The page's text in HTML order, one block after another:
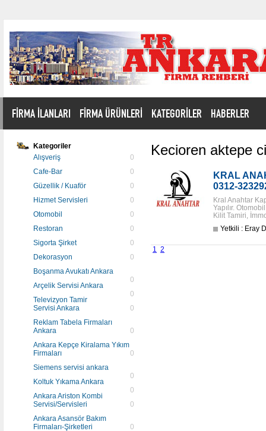
FİRMA İLANLARI FİRMA ÜRÜNLERİ KATEGORİLER HABERLER
Kategoriler
Alışveriş
0
Cafe-Bar
0
Güzellik / Kuaför
0
Hizmet Servisleri
0
Otomobil
0
Restoran
0
Sigorta Şirket
0
Dekorasyon
0
Boşanma Avukatı Ankara
0
Arçelik Servisi Ankara
0
Televizyon Tamir
Servisi Ankara
0
Reklam Tabela Firmaları
Ankara
0
Ankara Kepçe Kiralama Yıkım
Firmaları
0
Siemens servisi ankara
0
Koltuk Yıkama Ankara
0
Ankara Ariston Kombi
Servisi/Servisleri
0
Ankara Asansör Bakım
Firmaları-Şirketleri
0
Kecioren aktepe
KRAL
0312-
Kral Anahtar
Yapılır.
Kilit Tamiri,
Yetkili : Eray
1 2